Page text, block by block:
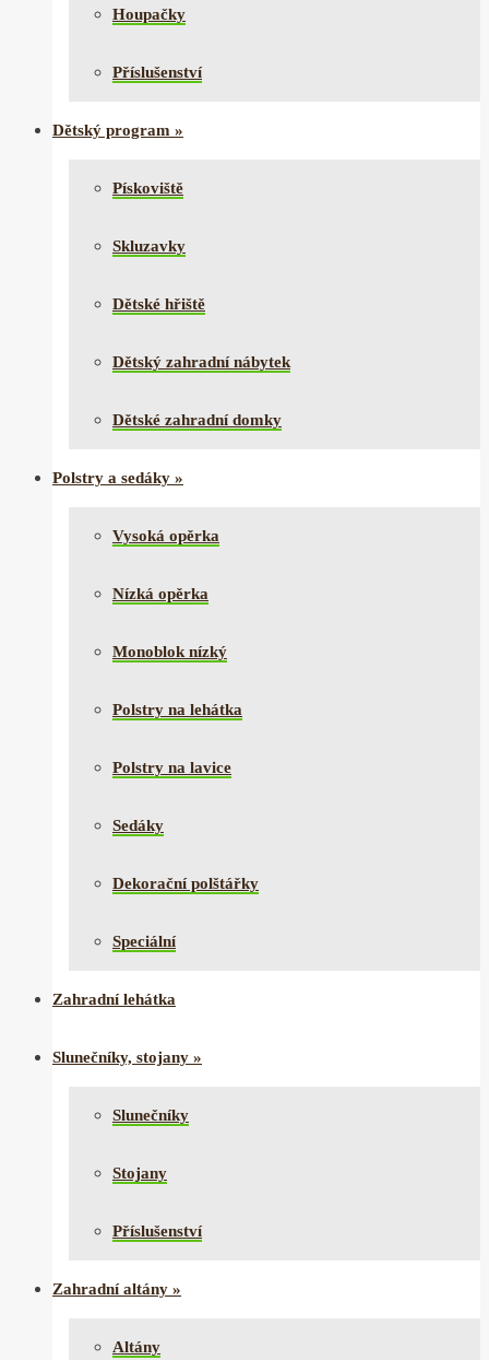
Houpačky
Příslušenství
Dětský program »
Pískoviště
Skluzavky
Dětské hřiště
Dětský zahradní nábytek
Dětské zahradní domky
Polstry a sedáky »
Vysoká opěrka
Nízká opěrka
Monoblok nízký
Polstry na lehátka
Polstry na lavice
Sedáky
Dekorační polštářky
Speciální
Zahradní lehátka
Slunečníky, stojany »
Slunečníky
Stojany
Příslušenství
Zahradní altány »
Altány